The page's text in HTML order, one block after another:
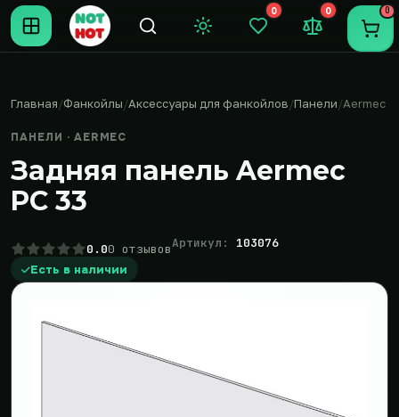
Темная тема
0
Закладки (0)
0
Сравнение
0
Главная Фанкойлы Аксессуары для фанкойлов Панели Aermec
ПАНЕЛИ · AERMEC
Задняя панель Aermec
PC 33
0.00 отзывовАртикул: 103076
Есть в наличии